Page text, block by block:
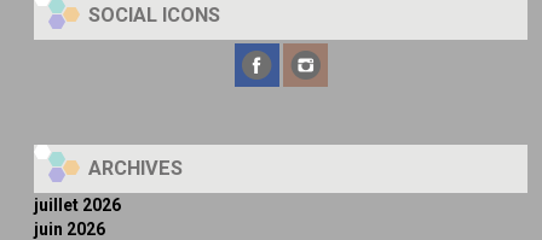
SOCIAL ICONS
ARCHIVES
juillet 2026
juin 2026